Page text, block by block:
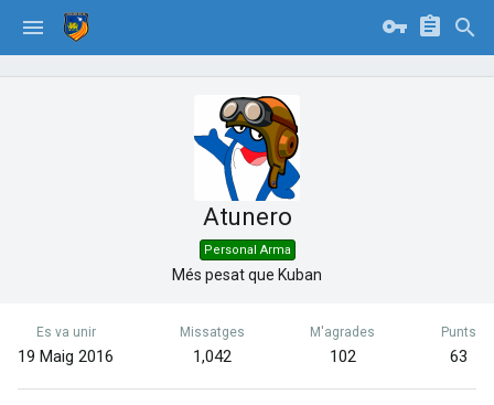
Atunero
Personal Arma
Més pesat que Kuban
Es va unir
19 Maig 2016
Missatges
1,042
M'agrades
102
Punts
63